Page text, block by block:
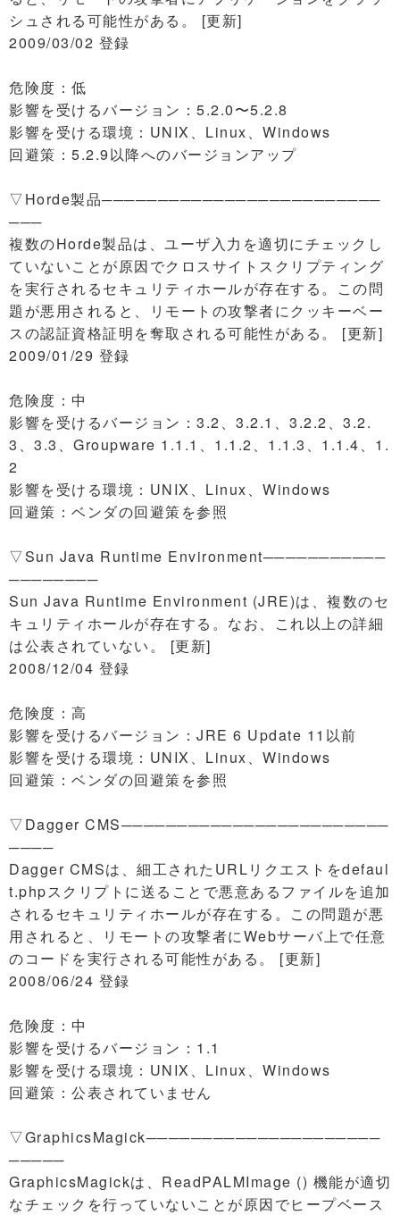
シュされる可能性がある。 [更新]
2009/03/02 登録
危険度：低
影響を受けるバージョン：5.2.0〜5.2.8
影響を受ける環境：UNIX、Linux、Windows
回避策：5.2.9以降へのバージョンアップ
▽Horde製品─────────────────────────
───
複数のHorde製品は、ユーザ入力を適切にチェックし
ていないことが原因でクロスサイトスクリプティング
を実行されるセキュリティホールが存在する。この問
題が悪用されると、リモートの攻撃者にクッキーベー
スの認証資格証明を奪取される可能性がある。 [更新]
2009/01/29 登録
危険度：中
影響を受けるバージョン：3.2、3.2.1、3.2.2、3.2.
3、3.3、Groupware 1.1.1、1.1.2、1.1.3、1.1.4、1.
2
影響を受ける環境：UNIX、Linux、Windows
回避策：ベンダの回避策を参照
▽Sun Java Runtime Environment───────────
────────
Sun Java Runtime Environment (JRE)は、複数のセ
キュリティホールが存在する。なお、これ以上の詳細
は公表されていない。 [更新]
2008/12/04 登録
危険度：高
影響を受けるバージョン：JRE 6 Update 11以前
影響を受ける環境：UNIX、Linux、Windows
回避策：ベンダの回避策を参照
▽Dagger CMS────────────────────────
────
Dagger CMSは、細工されたURLリクエストをdefaul
t.phpスクリプトに送ることで悪意あるファイルを追加
されるセキュリティホールが存在する。この問題が悪
用されると、リモートの攻撃者にWebサーバ上で任意
のコードを実行される可能性がある。 [更新]
2008/06/24 登録
危険度：中
影響を受けるバージョン：1.1
影響を受ける環境：UNIX、Linux、Windows
回避策：公表されていません
▽GraphicsMagick─────────────────────
─────
GraphicsMagickは、ReadPALMImage () 機能が適切
なチェックを行っていないことが原因でヒープベース